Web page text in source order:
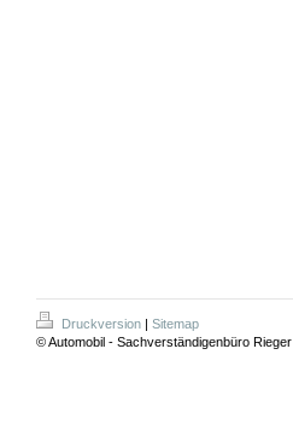
Druckversion | Sitemap
© Automobil - Sachverständigenbüro Rieger